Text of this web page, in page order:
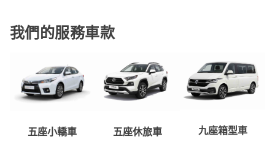
我們的服務車款
五座小轎車
五座休旅車
九座箱型車